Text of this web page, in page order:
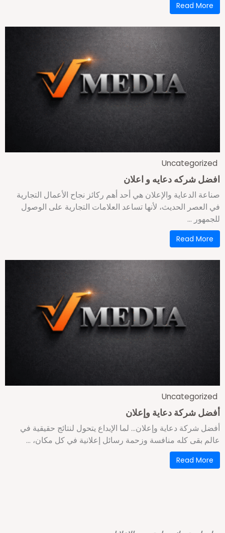
Read More
Uncategorized
شركه دعايه و اعلان
الدعاية والإعلان هي أحد أهم ركائز نجاح الأعمال التجارية
العصر الحديث، لأنها تساعد العلامات التجارية على الوصول
...
Read More
Uncategorized
شركة دعاية وإعلان
شركة دعاية وإعلان… لما الإبداع يتحول لنتائج حقيقية في
بقى كله منافسة وزحمة رسائل إعلانية في كل مكان، ...
Read More